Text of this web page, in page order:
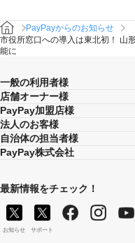
PayPayからのお知らせ
市役所窓口への導入は東北初！ 山
能に
一般の利用者様
店舗オーナー様
PayPay加盟店様
法人のお客様
自治体の担当者様
PayPay株式会社
最新情報をチェック！
お知らせ サポート